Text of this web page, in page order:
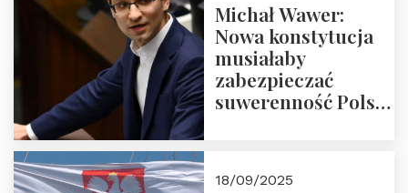
Michał Wawer:
Nowa konstytucja
musiałaby
zabezpieczać
suwerenność Polski
18/09/2025